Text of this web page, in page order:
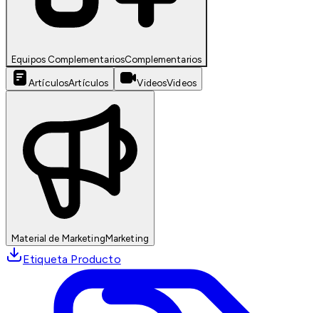
Equipos ComplementariosComplementarios
ArtículosArtículos VideosVideos
Material de MarketingMarketing
Etiqueta Producto